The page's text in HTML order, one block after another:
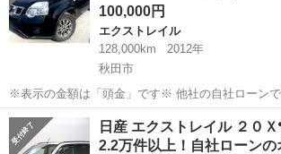
100,000円
エクストレイル
128,000km
2012年
秋田市
※表示の金額は「頭金」です※ 他社の自社ローンで冷たく断られて し
まった方でも当店なら対応OK💕 【最短5分】ご案内可能なお車が分か
ります！ ご予算や
秋田 秋田市 エクストレイル マッドガ
日産 エクストレイル ２０Ｘ🐨🧡ご利用件数は
2.2万件以上！自社ローン